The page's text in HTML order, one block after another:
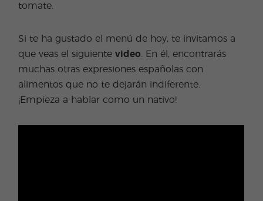
tomate.
Si te ha gustado el menú de hoy, te invitamos a
que veas el siguientevideo . En él, encontrarás
muchas otras expresiones españolas con
alimentos que no te dejarán indiferente.
¡Empieza a hablar como un nativo!